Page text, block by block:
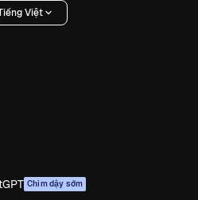
Việt
Chim dậy sớm